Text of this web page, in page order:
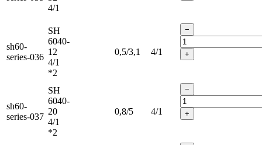
4/1
sh60-
series-036
SH
6040-
12
4/1
*2
0,5/3,1 4/1
−
+
sh60-
series-037
SH
6040-
20
4/1
*2
0,8/5 4/1
−
+